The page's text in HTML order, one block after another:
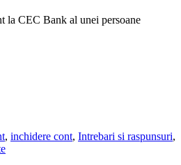
la CEC Bank al unei persoane
, inchidere cont, Intrebari si raspunsuri,